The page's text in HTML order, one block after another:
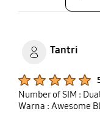
Tantri
Number of SIM :
Warna : Awesome